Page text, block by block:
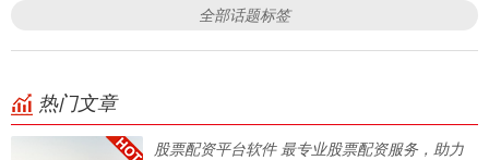
全部话题标签
热门文章
股票配资平台软件 最专业股票配资服务，助力